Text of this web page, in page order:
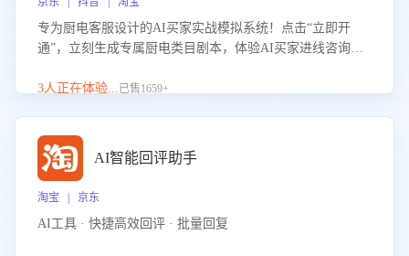
专为厨电客服设计的AI买家实战模拟系统！点击“立即开
通”，立刻生成专属厨电类目剧本，体验AI买家进线咨询真
实场景应对技巧！
3人正在体验...已售1659+
AI智能回评助手
淘宝 | 京东
AI工具 · 快捷高效回评 · 批量回复